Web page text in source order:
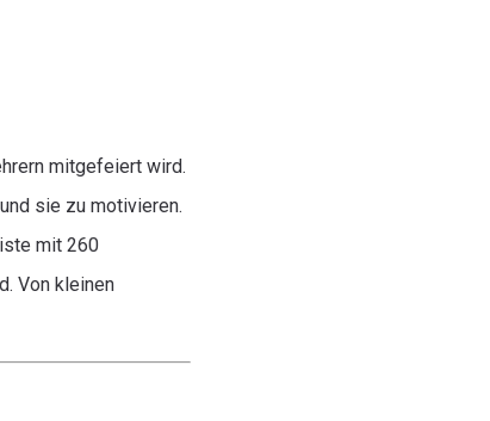
mitgefeiert wird.
sie zu motivieren.
mit 260
Von kleinen